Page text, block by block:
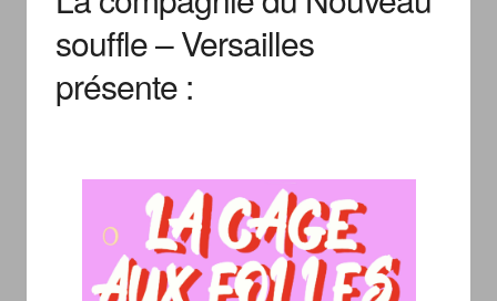
souffle – Versailles
présente :